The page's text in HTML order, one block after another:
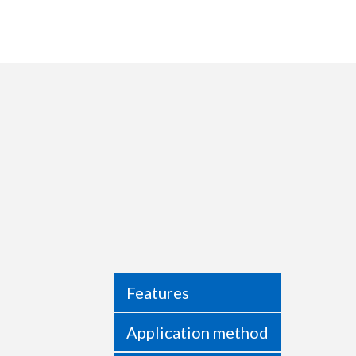
Features
Application method